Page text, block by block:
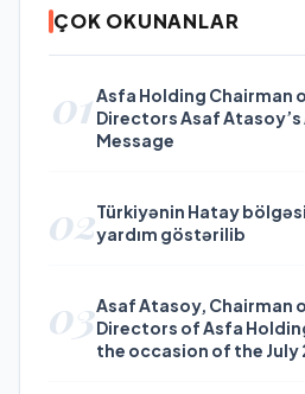
ÇOK OKUNANLAR
01Asfa Holding Chairman
Directors Asaf Atasoy’s
Message
02Türkiyənin Hatay
yardım göstərilib
03Asaf Atasoy, Chairman
Directors of Asfa
the occasion of the July